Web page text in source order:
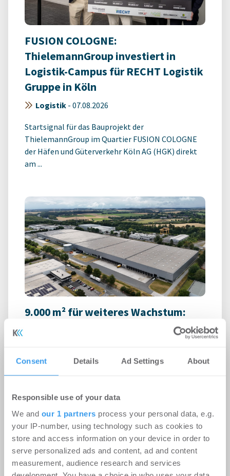
Consent Details Ad Settings About
Responsible use of your data
We and our 1 partners process your personal data, e.g.
your IP-number, using technology such as cookies to
store and access information on your device in order to
serve personalized ads and content, ad and content
measurement, audience research and services
FUSION COLOGNE:
ThielemannGroup investiert in
Logistik-Campus für RECHT Logistik
Gruppe in Köln
Logistik - 07.08.2026
Startsignal für das Bauprojekt der
ThielemannGroup im Quartier FUSION COLOGNE
der Häfen und Güterverkehr Köln AG (HGK) direkt
am ...
9.000 m² für weiteres Wachstum:
Logistik | Deals Miete 06.08.2026
registriert, erstellen Sie sich jetzt Ihren